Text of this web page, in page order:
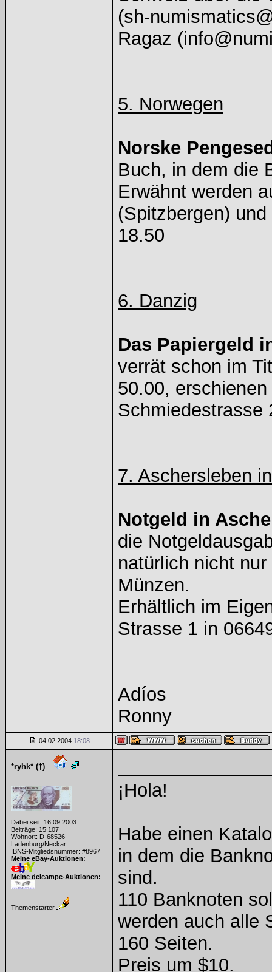
(sh-
Ragaz
5. Norwegen
Norske
Buch, in dem die
Erwähnt werden
(Spitzbergen)
18.50
6. Danzig
Das Papiergeld
verrät schon im
50.00,
Schmiedestrasse
7. Aschersleben
Notgeld in
die
natürlich nicht
Münzen.
Erhältlich im
Strasse 1 in
Adíos
Ronny
04.02.2004 18:08
*ryhk* (†)
Dabei seit: 16.09.2003
Beiträge: 15.107
Wohnort: D-68526
Ladenburg/Neckar
IBNS-Mitgliedsnummer: #8967
Meine eBay-Auktionen:
Meine delcampe-Auktionen:
Themenstarter
¡Hola!
Habe einen
in dem die
sind.
110 Banknoten
werden auch alle
160 Seiten.
Preis um $10.